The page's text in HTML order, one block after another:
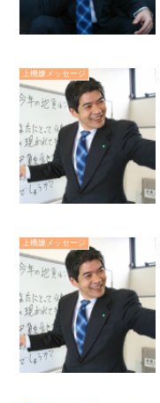
上機嫌メッセージ
上機嫌メッセージ